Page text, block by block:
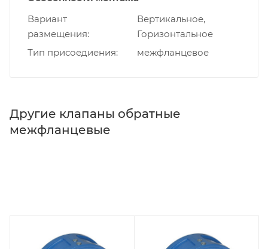
Вариант
размещения
Вертикальное,
Горизонтальное
Тип присоедиения
межфланцевое
Другие клапаны обратные
межфланцевые